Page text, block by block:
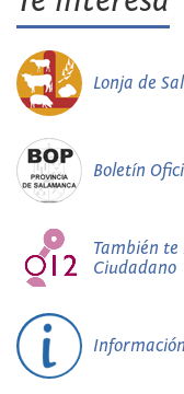
Lonja de
Boletín
También te
Ciudadano
Información